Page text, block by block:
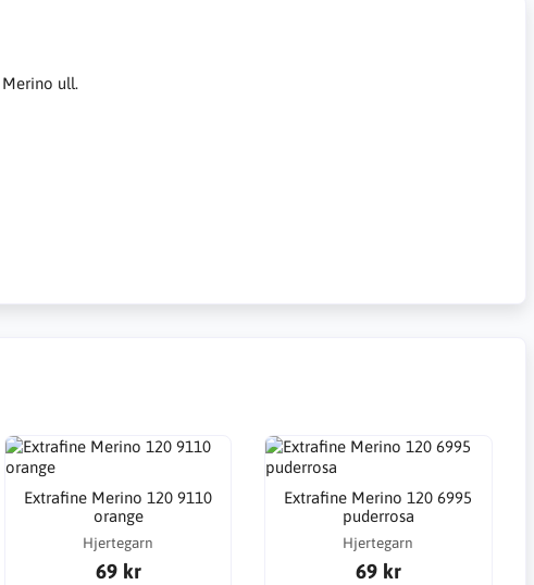
ull.
Extrafine Merino 120 9110
orange
Hjertegarn
69 kr
Extrafine Merino 120 6995
puderrosa
Hjertegarn
69 kr